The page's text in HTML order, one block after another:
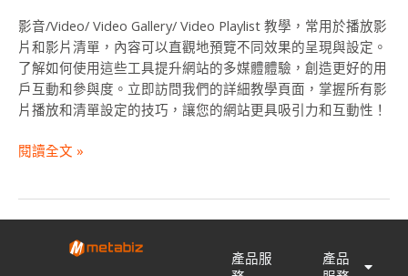
影音/Video/ Video Gallery/ Video Playlist 教學，常用於播放影
片和影片清單，內容可以直觀地預覽不同效果的呈現與設定。
了解如何使用這些工具提升網站的多媒體體驗，創造更好的用
戶互動和參與度。立即訪問我們的詳細教學頁面，掌握所有影
片播放和清單設定的技巧，讓您的網站更具吸引力和互動性！
閱讀全文 »
產品服
產品